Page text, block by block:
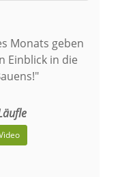
Monats geben
Einblick in die